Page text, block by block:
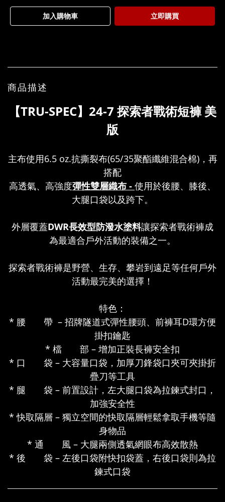
加入購物車 立即購買
商品描述
【TRU-SPEC】24-7 探索者戰術短褲美
版
主布使用6.5 oz.抗撕裂布(65/35聚酯纖維混合棉)，再
搭配
高透氣、高強度彈性雙層織布 - 使用於後腰、膝後、
大腿口袋以及跨下。
外層覆蓋DWR長效型防潑水塗料讓探索者戰術褲成
為最適合戶外活動的裝備之一。
探索者戰術褲是野營、生存、攀岩到遠足等任何戶外
活動最完美的選擇！
特色：
* 腰 帶 – 招牌隧道式彈性腰頭、前褲耳D環方便
掛扣鑰匙
* 檔 部 – 增加正裝長褲安全扣
* 口 袋 – 大容量口袋，加厚刀鋒袋口夾可夾掛折
疊刀等工具
* 腿 袋 – 前置設計，左大腿口袋為拉鍊式封口，
加強安全性
* 快取隔層 – 獨立空間的快取隔層輕鬆拿取手機等隨
身物品
* 通 風 – 大腿兩側透氣網眼布高效散熱
* 後 袋 – 左後口袋附快扣袋蓋，右後口袋則為拉
鍊式口袋